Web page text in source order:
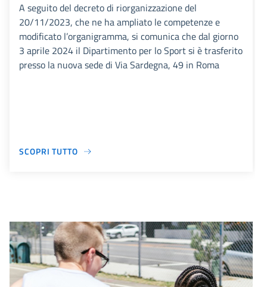
A seguito del decreto di riorganizzazione del
20/11/2023, che ne ha ampliato le competenze e
modificato l’organigramma, si comunica che dal giorno
3 aprile 2024 il Dipartimento per lo Sport si è trasferito
presso la nuova sede di Via Sardegna, 49 in Roma
SCOPRI TUTTO